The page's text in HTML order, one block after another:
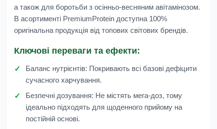
а також для боротьби з осінньо-весняним авітамінозом.
В асортименті PremiumProtein доступна 100%
оригінальна продукція від топових світових брендів.
Ключові переваги та ефекти:
Баланс нутрієнтів: Покривають всі базові дефіцити
сучасного харчування.
Безпечні дозування: Не містять мега-доз, тому
ідеально підходять для щоденного прийому на
постійній основі.